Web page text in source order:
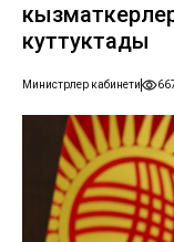
куттуктады
Министрлер кабинети